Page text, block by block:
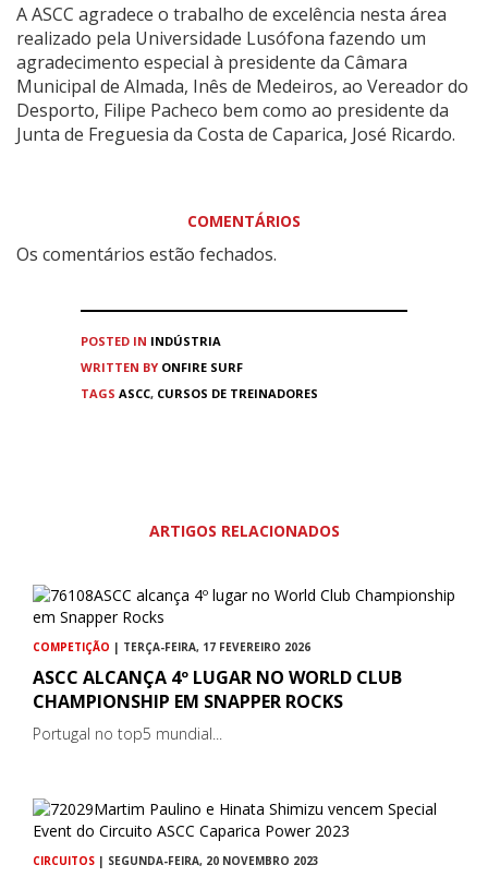
A ASCC agradece o trabalho de excelência nesta área
realizado pela Universidade Lusófona fazendo um
agradecimento especial à presidente da Câmara
Municipal de Almada, Inês de Medeiros, ao Vereador do
Desporto, Filipe Pacheco bem como ao presidente da
Junta de Freguesia da Costa de Caparica, José Ricardo.
COMENTÁRIOS
Os comentários estão fechados.
POSTED IN INDÚSTRIA
WRITTEN BY ONFIRE SURF
TAGS ASCC, CURSOS DE TREINADORES
ARTIGOS RELACIONADOS
COMPETIÇÃO | TERÇA-FEIRA, 17 FEVEREIRO 2026
ASCC ALCANÇA 4º LUGAR NO WORLD CLUB
CHAMPIONSHIP EM SNAPPER ROCKS
Portugal no top5 mundial...
CIRCUITOS | SEGUNDA-FEIRA, 20 NOVEMBRO 2023